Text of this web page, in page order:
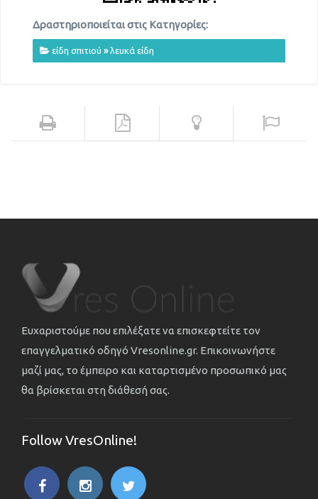
Δραστηριοποιείται στις Κατηγορίες:
είδη σπιτιού »λευκά είδη
Ευχαριστούμε που επιλέξατε να επισκεφτείτε τον
επαγγελματικό οδηγό Vresonline.gr. Επικοινωνήστε
μαζί μας, το έμπειρο και καταρτισμένο προσωπικό μας
θα βρίσκεται στη διάθεσή σας.
Follow VresOnline!